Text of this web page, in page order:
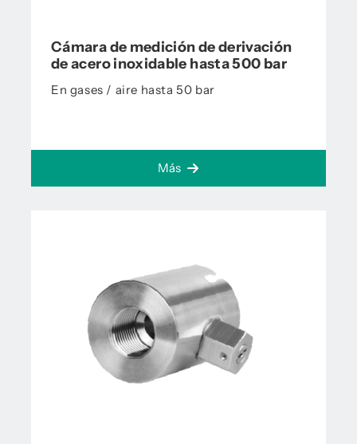
Cámara de medición de derivación
de acero inoxidable hasta 500 bar
En gases / aire hasta 50 bar
Más